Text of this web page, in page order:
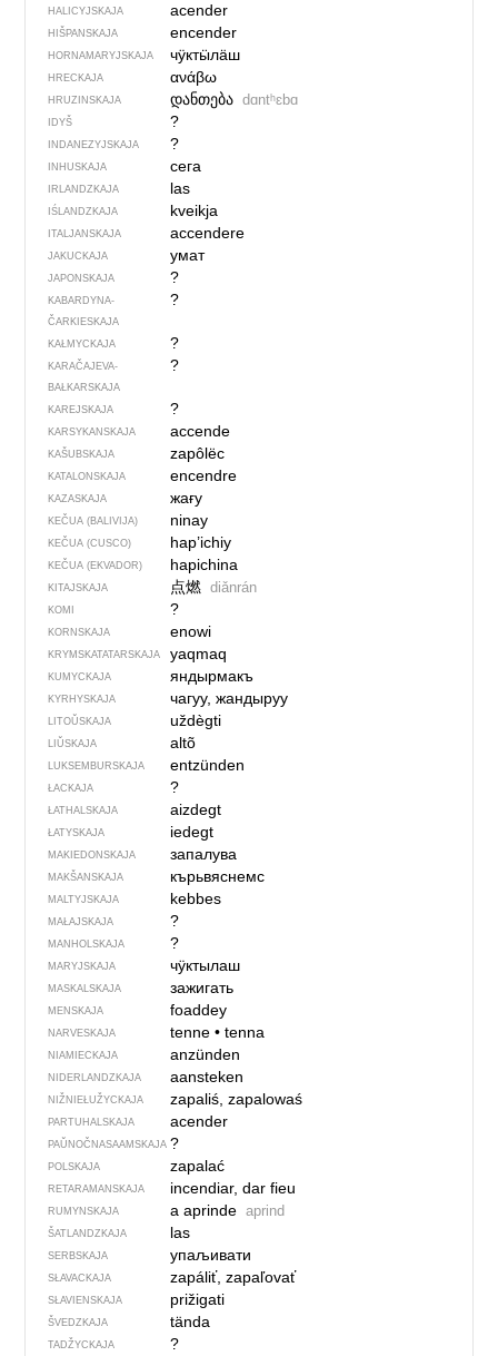
HALICYJSKAJA acender
HIŠPANSKAJA encender
HORNAMARYJSKAJA чӱктӹлӓш
HRECKAJA ανάβω
HRUZINSKAJA დანთება dɑntʰɛbɑ
IDYŠ ?
INDANEZYJSKAJA ?
INHUSKAJA сега
IRLANDZKAJA las
IŚLANDZKAJA kveikja
ITALJANSKAJA accendere
JAKUCKAJA умат
JAPONSKAJA ?
KABARDYNA-
ČARKIESKAJA
?
KAŁMYCKAJA ?
KARAČAJEVA-
BAŁKARSKAJA
?
KAREJSKAJA ?
KARSYKANSKAJA accende
KAŠUBSKAJA zapôlëc
KATALONSKAJA encendre
KAZASKAJA жағу
KEČUA (BALIVIJA) ninay
KEČUA (CUSCO) hap’ichiy
KEČUA (EKVADOR) hapichina
KITAJSKAJA 点燃 diǎnrán
KOMI ?
KORNSKAJA enowi
KRYMSKA­TATARSKAJA yaqmaq
KUMYCKAJA яндырмакъ
KYRHYSKAJA чагуу, жандыруу
LITOŬSKAJA uždègti
LIŬSKAJA altõ
LUKSEMBURSKAJA entzünden
ŁACKAJA ?
ŁATHALSKAJA aizdegt
ŁATYSKAJA iedegt
MAKIEDONSKAJA запалува
MAKŠANSKAJA кърьвяснемс
MALTYJSKAJA kebbes
MAŁAJSKAJA ?
MANHOLSKAJA ?
MARYJSKAJA чӱктылаш
MASKALSKAJA зажигать
MENSKAJA foaddey
NARVESKAJA tenne• tenna
NIAMIECKAJA anzünden
NIDERLANDZKAJA aansteken
NIŽNIEŁUŽYCKAJA zapaliś, zapalowaś
PARTUHALSKAJA acender
PAŬNOČ­NA­SA­AM­SKAJA?
POLSKAJA zapalać
RETARAMANSKAJA incendiar, dar fieu
RUMYNSKAJA a aprinde aprind
ŠATLANDZKAJA las
SERBSKAJA упаљивати
SŁAVACKAJA zapáliť, zapaľovať
SŁAVIENSKAJA prižigati
ŠVEDZKAJA tända
TADŽYCKAJA ?